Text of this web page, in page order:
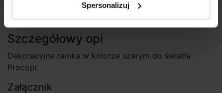
Spersonalizuj
Szczegółowy opi
Dekoracyjna ramka w kolorze szarym do światła
Procopi.
Załącznik